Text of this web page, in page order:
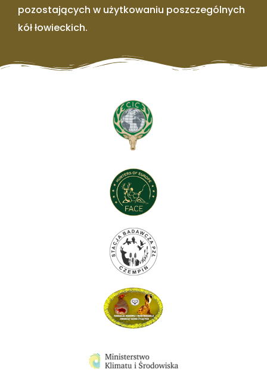
pozostających w użytkowaniu poszczególnych
kół łowieckich.